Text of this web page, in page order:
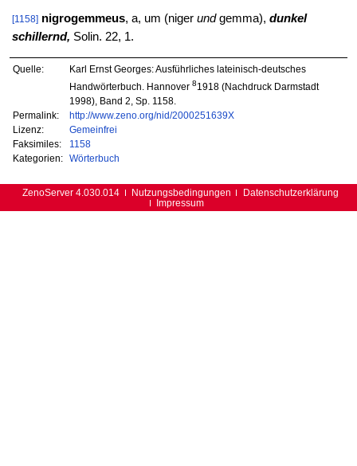
[1158] nigrogemmeus, a, um (niger undgemma), dunkel
schillernd, Solin. 22, 1.
Quelle:
Karl Ernst Georges: Ausführliches lateinisch-deutsches
Handwörterbuch. Hannover 81918 (Nachdruck Darmstadt
1998), Band 2, Sp. 1158.
Permalink:
http://www.zeno.org/nid/2000251639X
Lizenz:
Gemeinfrei
Faksimiles:
1158
Kategorien:
Wörterbuch
ZenoServer 4.030.014 Nutzungsbedingungen
Datenschutzerklärung
Impressum